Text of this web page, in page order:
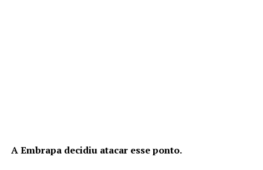
A Embrapa decidiu atacar esse ponto.